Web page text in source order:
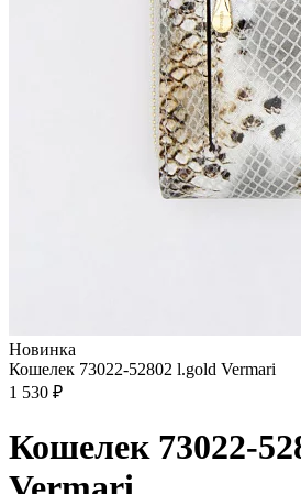
Новинка
Кошелек 73022-52802 l.gold Vermari
1 530 ₽
Кошелек 73022-